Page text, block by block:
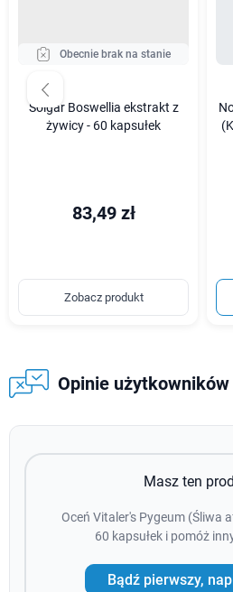
Obecnie brak na stanie
Solgar Boswellia ekstrakt z
żywicy - 60 kapsułek
83,49 zł
Zobacz produkt
Opinie użytkowników
Masz ten
Oceń Vitaler's Pygeum (Śliwa
60 kapsułek i pomóż
Bądź pierwszy,